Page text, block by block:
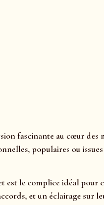
fascinante au cœur
populaires ou
le complice idéal
et un éclairage